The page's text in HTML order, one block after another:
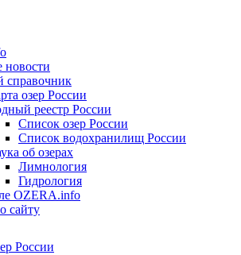
новости
справочник
озер России
реестр России
Список озер России
Список водохранилищ России
об озерах
Лимнология
Гидрология
OZERA.info
сайту
России